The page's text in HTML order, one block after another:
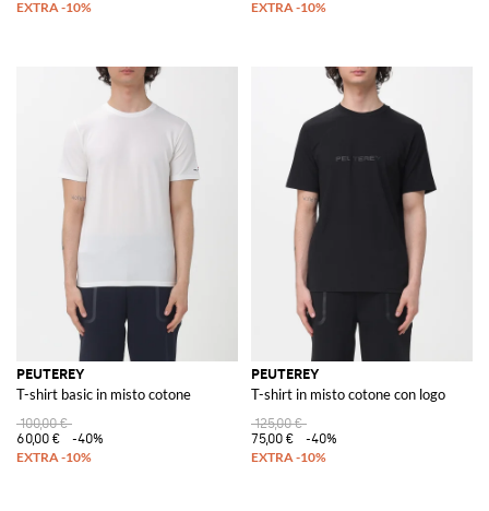
PEUTEREY
T-shirt basic in misto cotone
100,00 €
60,00 €
-40%
PEUTEREY
T-shirt in misto cotone con logo
125,00 €
75,00 €
-40%